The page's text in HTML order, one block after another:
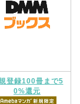
登録100冊まで5
0%還元